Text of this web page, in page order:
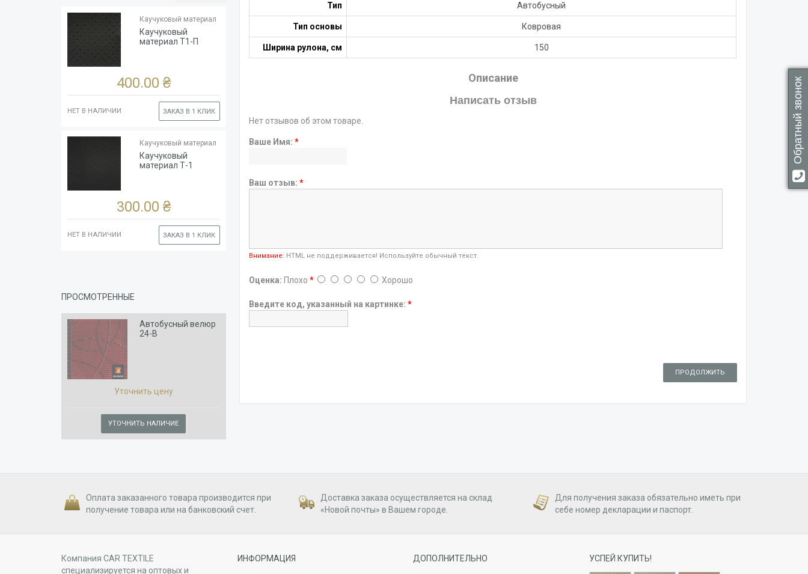
Обратный звонок
основы
Каучук
Толщина
1.8
Цвет
Чёрный
Ширина
рулона,
см
140
Каучуковый материал
Каучуковый
материал Т1-П
400.00 ₴
НЕТ В НАЛИЧИИ ЗАКАЗ В 1 КЛИК
(глянцевый)
Чёрный
см
Каучуковый материал
Каучуковый
материал Т-1
300.00 ₴
НЕТ В НАЛИЧИИ ЗАКАЗ В 1 КЛИК
ПРОСМОТРЕННЫЕ
Автобусный велюр
24-B
Уточнить цену
УТОЧНИТЬ НАЛИЧИЕ
Тип Автобусный
Тип основы Ковровая
Ширина рулона, см 150
Описание
Написать отзыв
Нет отзывов об этом товаре.
Ваше Имя:*
Ваш отзыв:*
Внимание: HTML не поддерживается! Используйте обычный текст.
Оценка: Плохо* Хорошо
Введите код, указанный на картинке:*
ПРОДОЛЖИТЬ
Оплата заказанного товара производится при
получение товара или на банковский счет.
Доставка заказа осуществляется на склад
«Новой почты» в Вашем городе.
Для получения заказа обязательно иметь при
себе номер декларации и паспорт.
Компания CAR TEXTILE
специализируется на оптовых и
ИНФОРМАЦИЯ
ДОПОЛНИТЕЛЬНО
УСПЕЙ КУПИТЬ!